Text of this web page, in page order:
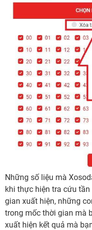
Những số liệu mà
khi thực hiện tra cứu
gian xuất hiện, những
trong mốc thời gian mà
xuất hiện kết quả mà